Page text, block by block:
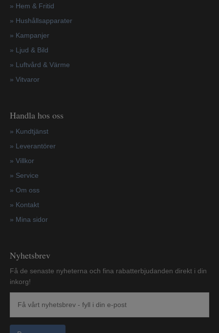
» Hem & Fritid
» Hushållsapparater
» Kampanjer
» Ljud & Bild
» Luftvård & Värme
» Vitvaror
Handla hos oss
» Kundtjänst
» Leverantörer
» Villkor
» Service
» Om oss
» Kontakt
» Mina sidor
Nyhetsbrev
Få de senaste nyheterna och fina rabatterbjudanden direkt i din
inkorg!